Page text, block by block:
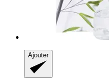
Ajouter